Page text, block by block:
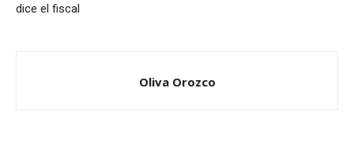
dice el fiscal
Oliva Orozco